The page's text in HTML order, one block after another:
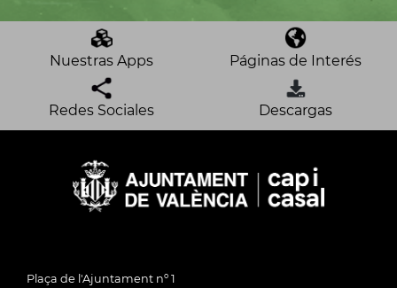
Nuestras Apps Páginas de Interés
Redes Sociales Descargas
Plaça de l'Ajuntament nº 1